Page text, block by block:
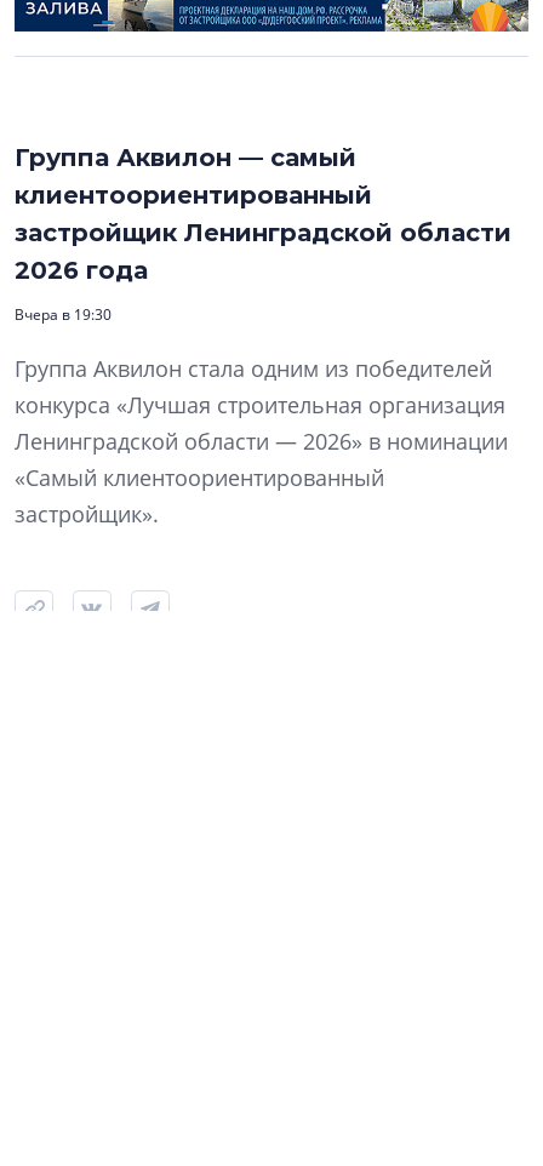
Группа Аквилон — самый
клиентоориентированный
застройщик Ленинградской области
2026 года
Вчера в 19:30
Группа Аквилон стала одним из победителей
конкурса «Лучшая строительная организация
Ленинградской области — 2026» в номинации
«Самый клиентоориентированный
застройщик».